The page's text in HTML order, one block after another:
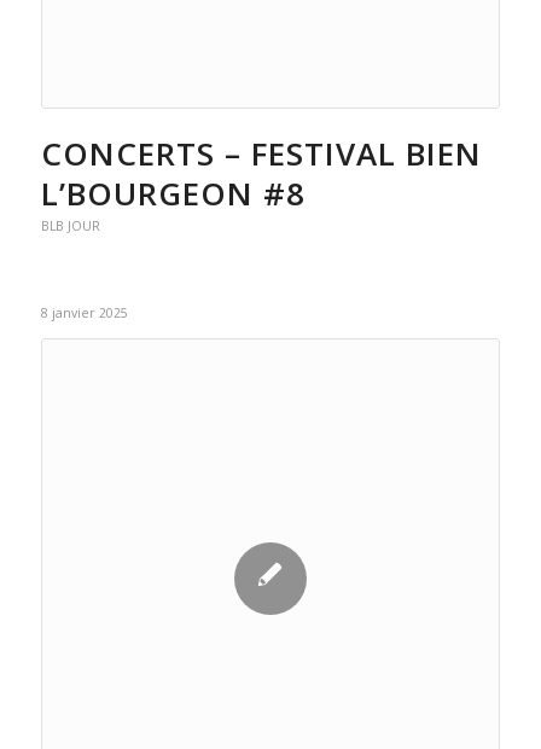
CONCERTS – FESTIVAL BIEN
L’BOURGEON #8
BLB JOUR
8 janvier 2025